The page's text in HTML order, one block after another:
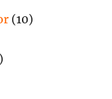
(10)